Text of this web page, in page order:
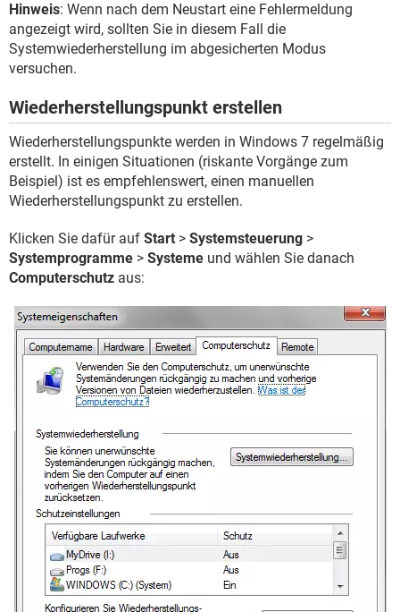
Hinweis: Wenn nach dem Neustart eine Fehlermeldung
angezeigt wird, sollten Sie in diesem Fall die
Systemwiederherstellung im abgesicherten Modus
versuchen.
Wiederherstellungspunkt erstellen
Wiederherstellungspunkte werden in Windows 7 regelmäßig
erstellt. In einigen Situationen (riskante Vorgänge zum
Beispiel) ist es empfehlenswert, einen manuellen
Wiederherstellungspunkt zu erstellen.
Klicken Sie dafür auf Start > Systemsteuerung >
Systemprogramme > Systeme und wählen Sie danach
Computerschutz aus: